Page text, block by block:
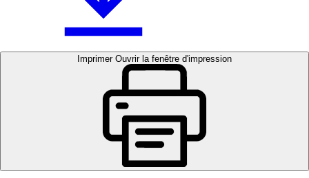
Imprimer Ouvrir la fenêtre d'impression